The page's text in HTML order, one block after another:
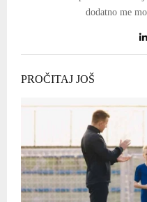
dodatno me
PROČITAJ JOŠ